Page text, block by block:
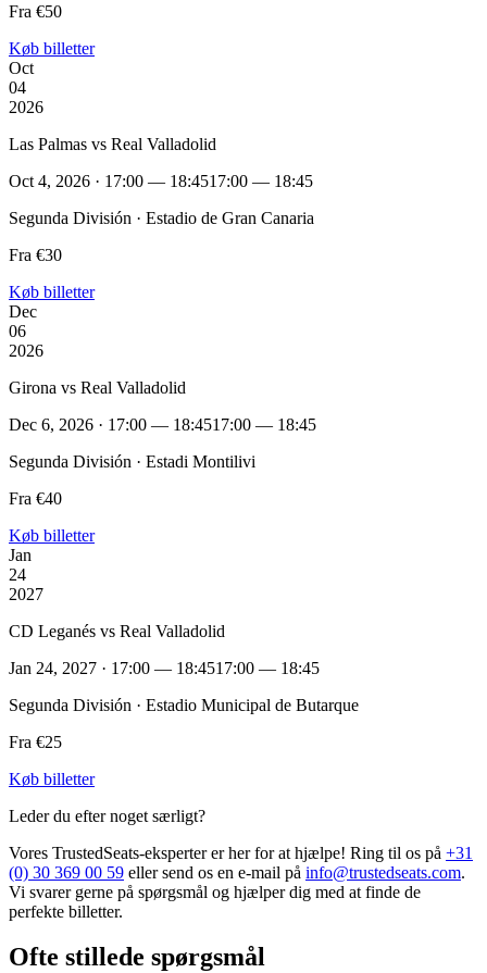
Fra €50
Køb billetter
Oct
04
2026
Las Palmas vs Real Valladolid
Oct 4, 2026 · 17:00 — 18:4517:00 — 18:45
Segunda División · Estadio de Gran Canaria
Fra €30
Køb billetter
Dec
06
2026
Girona vs Real Valladolid
Dec 6, 2026 · 17:00 — 18:4517:00 — 18:45
Segunda División · Estadi Montilivi
Fra €40
Køb billetter
Jan
24
2027
CD Leganés vs Real Valladolid
Jan 24, 2027 · 17:00 — 18:4517:00 — 18:45
Segunda División · Estadio Municipal de Butarque
Fra €25
Køb billetter
Leder du efter noget særligt?
Vores TrustedSeats-eksperter er her for at hjælpe! Ring til os på +31
(0) 30 369 00 59 eller send os en e-mail på info@trustedseats.com.
Vi svarer gerne på spørgsmål og hjælper dig med at finde de
perfekte billetter.
Ofte stillede spørgsmål